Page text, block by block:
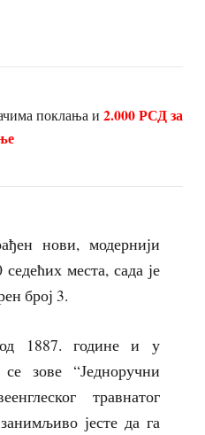
поклања и 2.000 РСД за
нови, модернији
места, сада је
број 3.
1887. године и у
зове “Једноручни
травнатог
јесте да га